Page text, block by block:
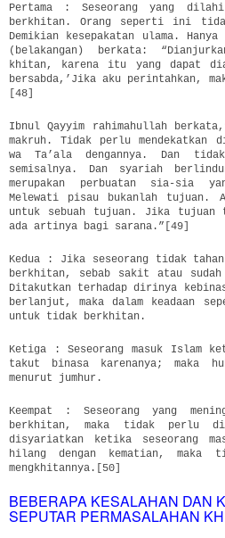
Pertama : Seseorang yang
berkhitan. Orang seperti ini
Demikian kesepakatan ulama.
(belakangan) berkata:
khitan, karena itu yang dapat
bersabda,’Jika aku perintahkan,
[48]
Ibnul Qayyim rahimahullah
makruh. Tidak perlu mendekatkan
wa Ta’ala dengannya. Dan
semisalnya. Dan syariah
merupakan perbuatan sia-sia
Melewati pisau bukanlah tujuan.
untuk sebuah tujuan. Jika
ada artinya bagi sarana.”[49]
Kedua : Jika seseorang tidak
berkhitan, sebab sakit atau
Ditakutkan terhadap dirinya
berlanjut, maka dalam keadaan
untuk tidak berkhitan.
Ketiga : Seseorang masuk Islam
takut binasa karenanya; maka
menurut jumhur.
Keempat : Seseorang yang
berkhitan, maka tidak perlu
disyariatkan ketika seseorang
hilang dengan kematian, maka
mengkhitannya.[50]
BEBERAPA KESALAHAN DAN
SEPUTAR PERMASALAHAN